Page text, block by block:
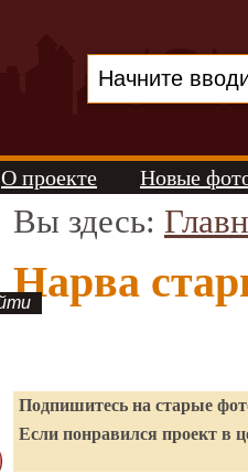
О проекте Новые
Вы здесь:
Нарва
Подпишитесь на старые
Если понравился проект в